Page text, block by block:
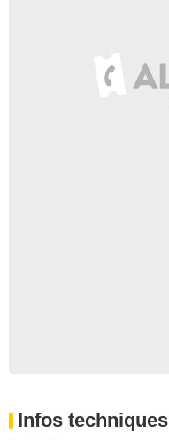
Infos techniques